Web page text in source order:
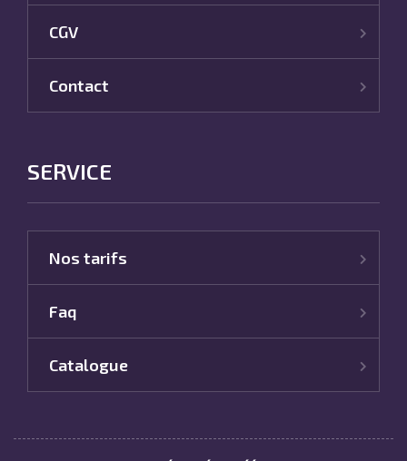
CGV
Contact
SERVICE
Nos tarifs
Faq
Catalogue